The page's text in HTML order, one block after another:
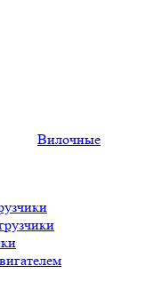
Вилочные